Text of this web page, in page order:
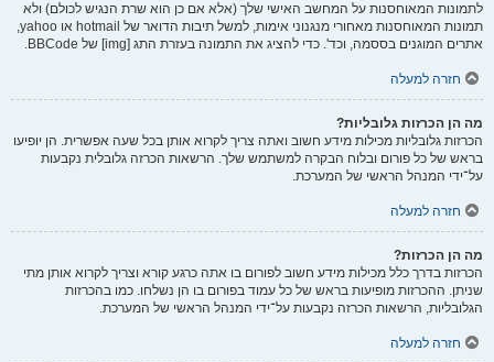
לתמונות המאוחסנות על המחשב האישי שלך (אלא אם כן הוא שרת הנגיש לכולם) ולא
תמונות המאוחסנות מאחורי מנגנוני אימות, למשל תיבות הדואר של hotmail או yahoo,
אתרים המוגנים בססמה, וכד'. כדי להציג את התמונה בעזרת התג [img] של BBCode.
חזרה למעלה
מה הן הכרזות גלובליות?
הכרזות גלובליות מכילות מידע חשוב ואתה צריך לקרוא אותן בכל שעה אפשרית. הן יופיעו
בראש של כל פורום ובלוח הבקרה למשתמש שלך. הרשאות הכרזה גלובלית נקבעות
על־ידי המנהל הראשי של המערכת.
חזרה למעלה
מה הן הכרזות?
הכרזות בדרך כלל מכילות מידע חשוב לפורום בו אתה כרגע קורא וצריך לקרוא אותן מתי
שניתן. ההכרזות מופיעות בראש של כל עמוד בפורום בו הן נשלחו. כמו בהכרזות
הגלובליות, הרשאות הכרזה נקבעות על־ידי המנהל הראשי של המערכת.
חזרה למעלה